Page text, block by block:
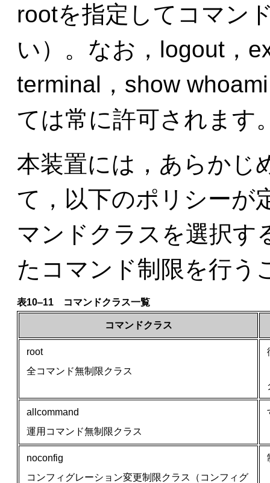
rootを指定してコマン
い）。なお，logout，
terminal，show
ては常に許可されます
本装置には，あらかじ
て，以下のポリシーが
マンドクラスを選択す
たコマンド制限を行う
表10‒11 コマンドクラス一覧
コマンドクラス
root
全コマンド無制限クラス
allcommand
運用コマンド無制限クラス
noconfig
コンフィグレーション変更制限クラス（コンフィグ